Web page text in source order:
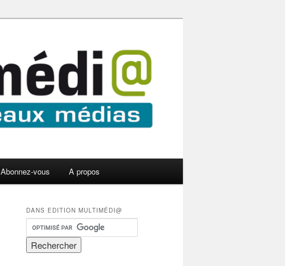
Abonnez-vous A propos
DANS EDITION MULTIMÉDI@